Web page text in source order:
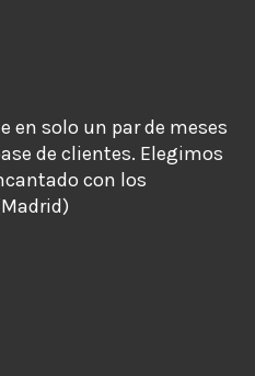
en solo un par de meses
de clientes. Elegimos
con los